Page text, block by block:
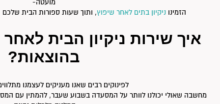
הזמינו ניקיון בתים לאחר שיפוץ, ותוך שעות ספורות הבית
איך שירות ניקיון הבית
בהוצאות?
לפינוקים רבים שאנו מעניקים לעצמנו
מחשבה שאולי יכולנו לוותר על המסעדה בשבוע שעבר, להמתין עם